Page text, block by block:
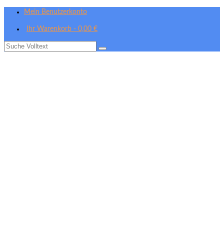
Mein Benutzerkonto
Ihr Warenkorb - 0,00 €
Suche